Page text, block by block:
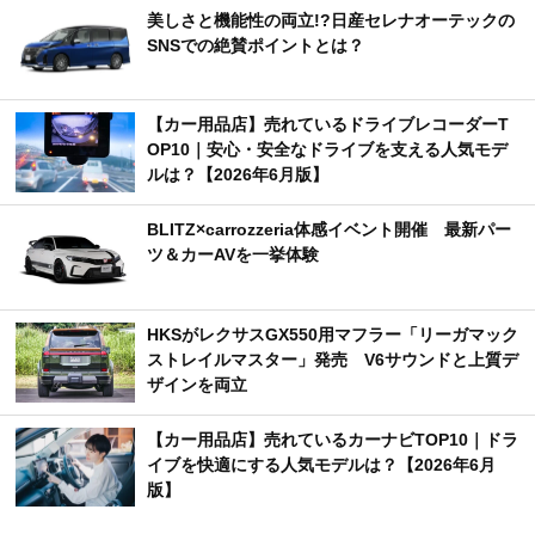
美しさと機能性の両立!?日産セレナオーテックの
SNSでの絶賛ポイントとは？
【カー用品店】売れているドライブレコーダーT
OP10｜安心・安全なドライブを支える人気モデ
ルは？【2026年6月版】
BLITZ×carrozzeria体感イベント開催 最新パー
ツ＆カーAVを一挙体験
HKSがレクサスGX550用マフラー「リーガマック
ストレイルマスター」発売 V6サウンドと上質デ
ザインを両立
【カー用品店】売れているカーナビTOP10｜ドラ
イブを快適にする人気モデルは？【2026年6月
版】